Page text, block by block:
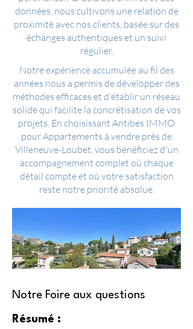
données, nous cultivons une relation de
proximité avec nos clients, basée sur des
échanges authentiques et un suivi
régulier.
Notre expérience accumulée au fil des
années nous a permis de développer des
méthodes efficaces et d'établir un réseau
solide qui facilite la concrétisation de vos
projets. En choisissant Antibes IMMO
pour Appartements à vendre près de
Villeneuve-Loubet, vous bénéficiez d'un
accompagnement complet où chaque
détail compte et où votre satisfaction
reste notre priorité absolue.
Notre Foire aux questions
Résumé :